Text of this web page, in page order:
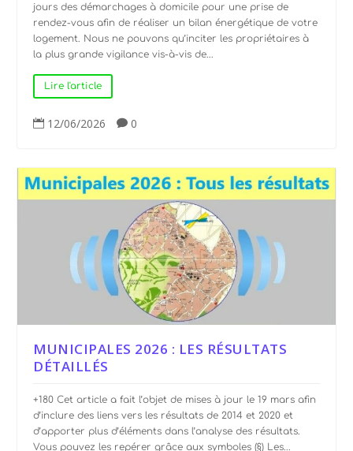
jours des démarchages à domicile pour une prise de
rendez-vous afin de réaliser un bilan énergétique de votre
logement. Nous ne pouvons qu’inciter les propriétaires à
la plus grande vigilance vis-à-vis de...
Lire l'article
 12/06/2026  0
MUNICIPALES 2026 : LES RÉSULTATS
DÉTAILLÉS
+180 Cet article a fait l’objet de mises à jour le 19 mars afin
d’inclure des liens vers les résultats de 2014 et 2020 et
d’apporter plus d’éléments dans l’analyse des résultats.
Vous pouvez les repérer grâce aux symboles (§) Les...